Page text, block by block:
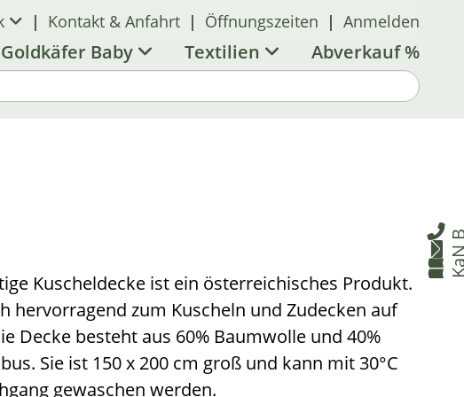



| Kontakt & Anfahrt | Öffnungszeiten | Anmelden
Goldkäfer Baby Textilien Abverkauf %
Kuscheldecke ist ein österreichisches Produkt.
hervorragend zum Kuscheln und Zudecken auf
Decke besteht aus 60% Baumwolle und 40%
Sie ist 150 x 200 cm groß und kann mit 30°C
gewaschen werden.